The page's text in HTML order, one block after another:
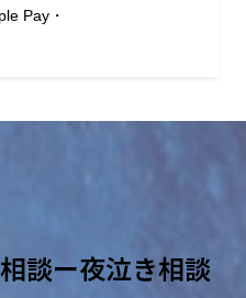
Pay・
談ー夜泣き相談